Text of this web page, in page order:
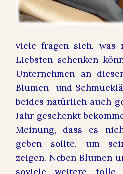
viele fragen sich, was
Liebsten schenken
Unternehmen an
Blumen- und
beides natürlich auch
Jahr geschenkt
Meinung, dass es
geben sollte, um
zeigen. Neben Blumen
soviele weitere tolle